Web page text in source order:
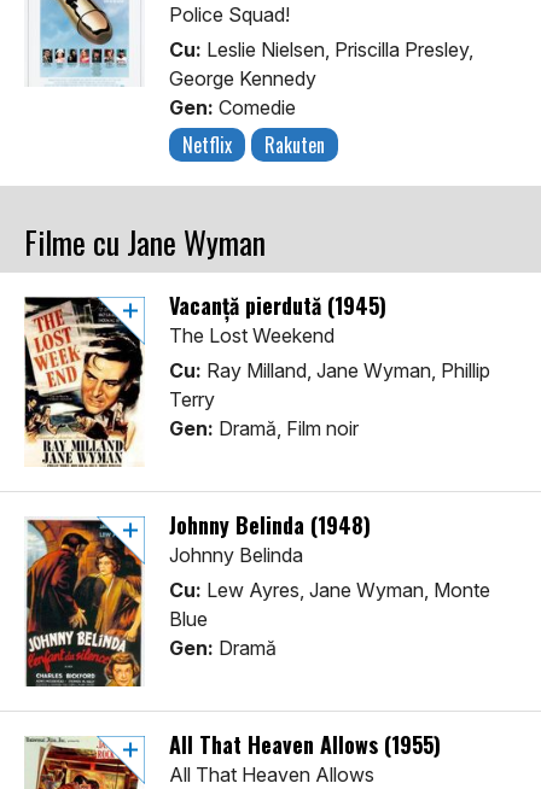
Police Squad!
Cu: Leslie Nielsen, Priscilla Presley,
George Kennedy
Gen: Comedie
Netflix Rakuten
Filme cu Jane Wyman
Vacanță pierdută (1945)
The Lost Weekend
Cu: Ray Milland, Jane Wyman, Phillip
Terry
Gen: Dramă, Film noir
Johnny Belinda (1948)
Johnny Belinda
Cu: Lew Ayres, Jane Wyman, Monte
Blue
Gen: Dramă
All That Heaven Allows (1955)
All That Heaven Allows